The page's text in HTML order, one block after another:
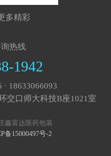
多精彩
热线
1942
· 18633066093
交口师大科技B座1021室
鑫富达医药包装
备15000497号-2